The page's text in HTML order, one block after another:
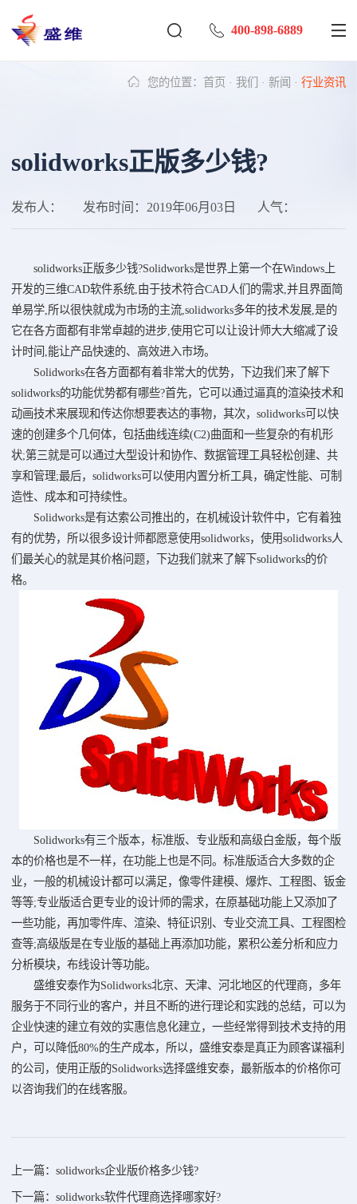
400-898-6889
您的位置： 首页 · 我们 · 新闻 · 行业资讯
solidworks正版多少钱?
发布人： 发布时间： 2019年06月03日 人气：
solidworks正版多少钱?Solidworks是世界上第一个在Windows上
开发的三维CAD软件系统,由于技术符合CAD人们的需求,并且界面简
单易学,所以很快就成为市场的主流,solidworks多年的技术发展,是的
它在各方面都有非常卓越的进步,使用它可以让设计师大大缩减了设
计时间,能让产品快速的、高效进入市场。
Solidworks在各方面都有着非常大的优势，下边我们来了解下
solidworks的功能优势都有哪些?首先，它可以通过逼真的渲染技术和
动画技术来展现和传达你想要表达的事物，其次，solidworks可以快
速的创建多个几何体，包括曲线连续(C2)曲面和一些复杂的有机形
状;第三就是可以通过大型设计和协作、数据管理工具轻松创建、共
享和管理;最后，solidworks可以使用内置分析工具，确定性能、可制
造性、成本和可持续性。
Solidworks是有达索公司推出的，在机械设计软件中，它有着独
有的优势，所以很多设计师都愿意使用solidworks，使用solidworks人
们最关心的就是其价格问题，下边我们就来了解下solidworks的价
格。
Solidworks有三个版本，标准版、专业版和高级白金版，每个版
本的价格也是不一样，在功能上也是不同。标准版适合大多数的企
业，一般的机械设计都可以满足，像零件建模、爆炸、工程图、钣金
等等;专业版适合更专业的设计师的需求，在原基础功能上又添加了
一些功能，再加零件库、渲染、特征识别、专业交流工具、工程图检
查等;高级版是在专业版的基础上再添加功能，累积公差分析和应力
分析模块，布线设计等功能。
盛维安泰作为Solidworks北京、天津、河北地区的代理商，多年
服务于不同行业的客户，并且不断的进行理论和实践的总结，可以为
企业快速的建立有效的实惠信息化建立，一些经常得到技术支持的用
户，可以降低80%的生产成本，所以，盛维安泰是真正为顾客谋福利
的公司，使用正版的Solidworks选择盛维安泰，最新版本的价格你可
以咨询我们的在线客服。
上一篇：solidworks企业版价格多少钱?
下一篇：solidworks软件代理商选择哪家好?